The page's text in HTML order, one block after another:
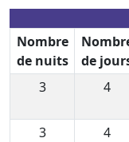
Nombre
de nuits
de
3
4
3
4